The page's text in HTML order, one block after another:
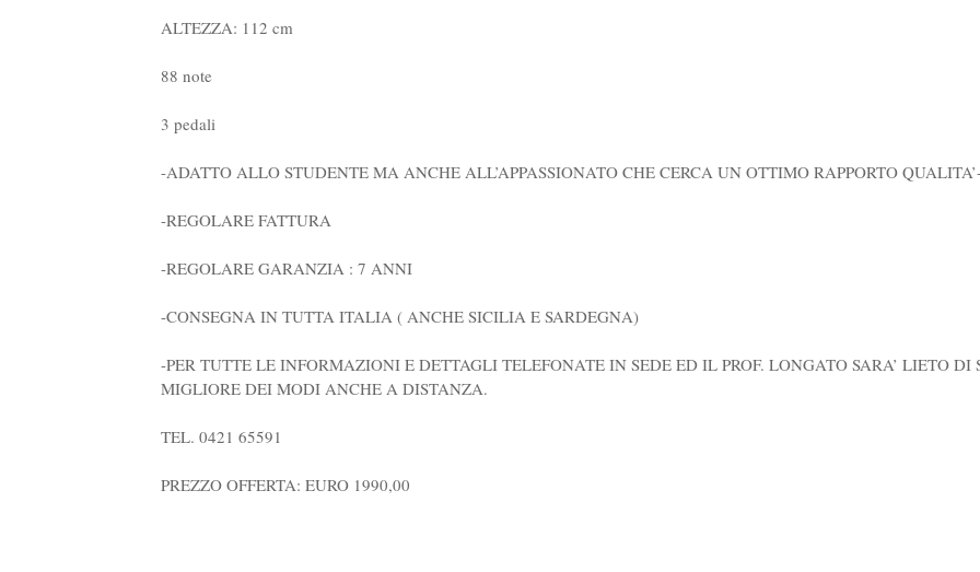
ALTEZZA: 112 cm
88 note
3 pedali
-ADATTO ALLO STUDENTE MA ANCHE ALL’APPASSIONATO CHE CERCA UN OTTIMO RAPPORTO
-REGOLARE FATTURA
-REGOLARE GARANZIA : 7 ANNI
-CONSEGNA IN TUTTA ITALIA ( ANCHE SICILIA E SARDEGNA)
-PER TUTTE LE INFORMAZIONI E DETTAGLI TELEFONATE IN SEDE ED IL PROF. LONGATO SARA’ LIETO
MIGLIORE DEI MODI ANCHE A DISTANZA.
TEL. 0421 65591
PREZZO OFFERTA: EURO 1990,00